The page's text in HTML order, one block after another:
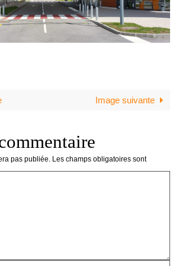
Image suivante
pas publiée. Les champs obligatoires sont